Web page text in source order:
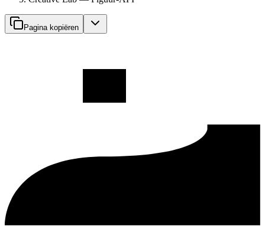
Pagina kopiëren